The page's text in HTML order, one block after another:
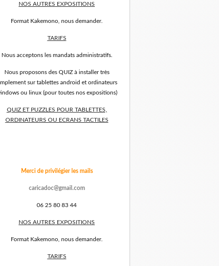
NOS AUTRES EXPOSITIONS
Format Kakemono, nous demander.
TARIFS
Nous acceptons les mandats administratifs.
Nous proposons des QUIZ à installer très
sur tablettes android et ordinateurs
ou linux (pour toutes nos expositions)
QUIZ ET PUZZLES POUR TABLETTES,
ORDINATEURS OU ECRANS TACTILES
Merci de privilégier les mails
caricadoc@gmail.com
06 25 80 83 44
NOS AUTRES EXPOSITIONS
Format Kakemono, nous demander.
TARIFS